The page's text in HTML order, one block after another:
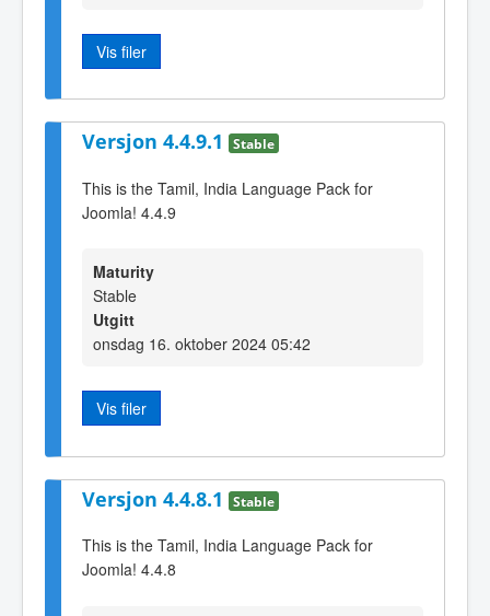
Vis filer
Versjon 4.4.9.1 Stable
This is the Tamil, India Language Pack for
Joomla! 4.4.9
Maturity
Stable
Utgitt
onsdag 16. oktober 2024 05:42
Vis filer
Versjon 4.4.8.1 Stable
This is the Tamil, India Language Pack for
Joomla! 4.4.8